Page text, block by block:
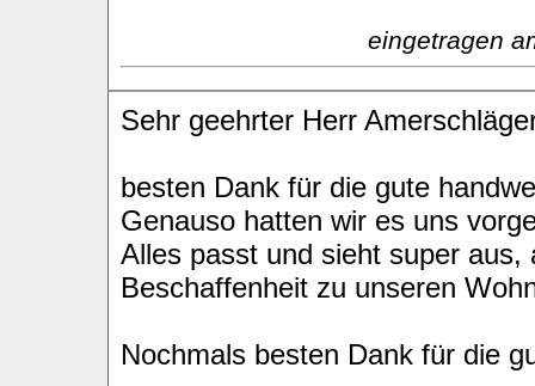
eingetragen
Sehr geehrter Herr
besten Dank für die gute
Genauso hatten wir es uns
Alles passt und sieht super
Beschaffenheit zu unseren
Nochmals besten Dank für die